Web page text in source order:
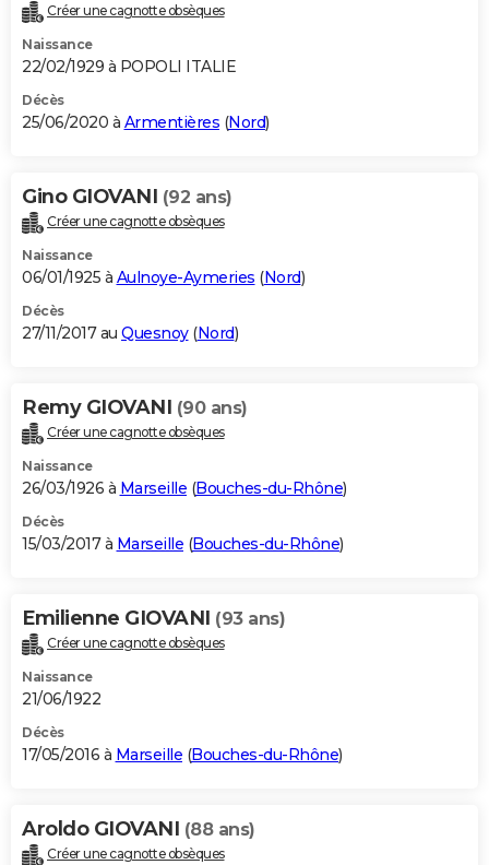
Créer une cagnotte obsèques
Naissance
22/02/1929 à POPOLI ITALIE
Décès
25/06/2020 à Armentières (Nord)
Gino GIOVANI (92 ans)
Créer une cagnotte obsèques
Naissance
06/01/1925 à Aulnoye-Aymeries (Nord)
Décès
27/11/2017 au Quesnoy(Nord)
Remy GIOVANI (90 ans)
Créer une cagnotte obsèques
Naissance
26/03/1926 à Marseille (Bouches-du-Rhône)
Décès
15/03/2017 à Marseille (Bouches-du-Rhône)
Emilienne GIOVANI (93 ans)
Créer une cagnotte obsèques
Naissance
21/06/1922
Décès
17/05/2016 à Marseille (Bouches-du-Rhône)
Aroldo GIOVANI (88 ans)
Créer une cagnotte obsèques